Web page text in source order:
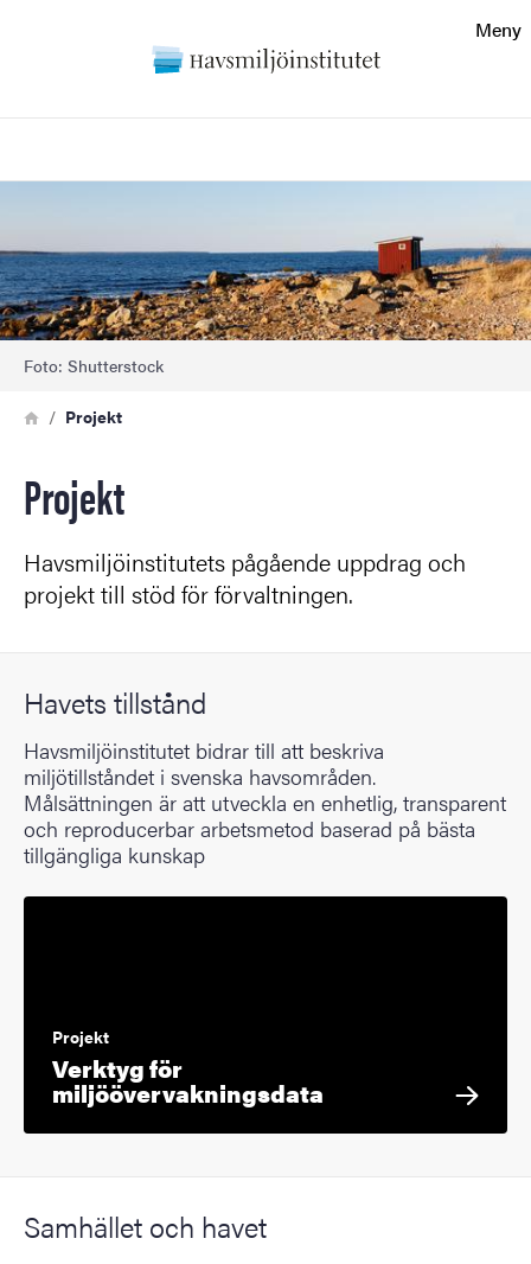
Meny
Bild
Foto: Shutterstock
Länkstig
HemProjekt
Projekt
Havsmiljöinstitutets pågående uppdrag och
projekt till stöd för förvaltningen.
Havets tillstånd
Havsmiljöinstitutet bidrar till att beskriva
miljötillståndet i svenska havsområden.
Målsättningen är att utveckla en enhetlig, transparent
och reproducerbar arbetsmetod baserad på bästa
tillgängliga kunskap
Projekt
Verktyg för
miljöövervakningsdata
Samhället och havet